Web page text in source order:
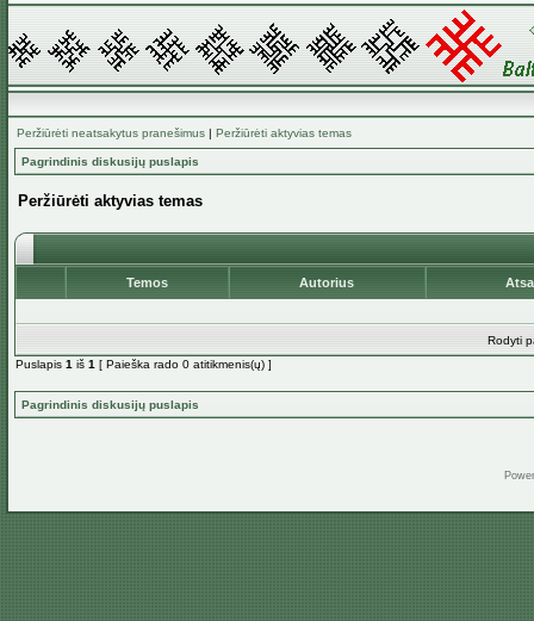
Peržiūrėti neatsakytus pranešimus | Peržiūrėti aktyvias temas
Pagrindinis diskusijų puslapis
Peržiūrėti aktyvias temas
Temos Autorius
Rodyti
Puslapis 1 iš 1 [ Paieška rado 0 atitikmenis(ų) ]
Pagrindinis diskusijų puslapis